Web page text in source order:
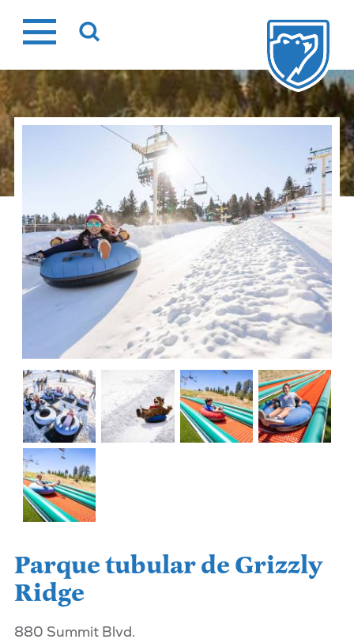
Ir
al
Parque tubular de Grizzly
Ridge
880 Summit Blvd.